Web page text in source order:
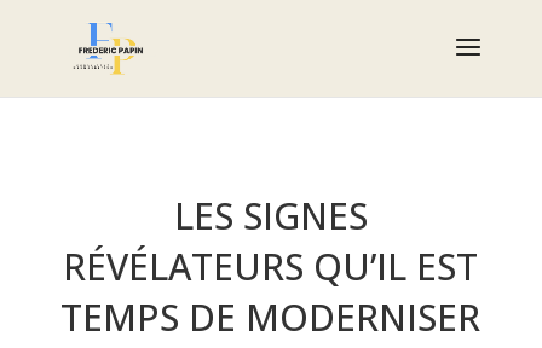
LES SIGNES
RÉVÉLATEURS QU’IL EST
TEMPS DE MODERNISER